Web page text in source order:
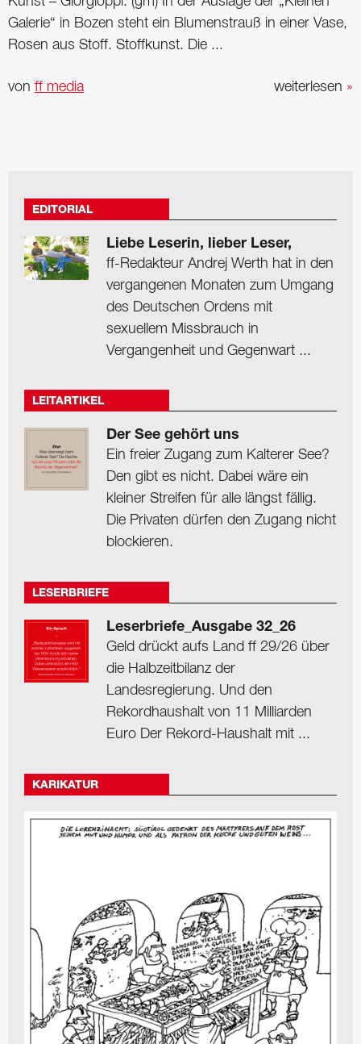
Galerie“ in Bozen steht ein Blumenstrauß in einer Vase,
Rosen aus Stoff. Stoffkunst. Die ...
weiterlesen »
von ff media
EDITORIAL
Liebe Leserin, lieber Leser,
ff-Redakteur Andrej Werth hat in den
vergangenen Monaten zum Umgang
des Deutschen Ordens mit
sexuellem Missbrauch in
Vergangenheit und Gegenwart ...
LEITARTIKEL
Der See gehört uns
Ein freier Zugang zum Kalterer See?
Den gibt es nicht. Dabei wäre ein
kleiner Streifen für alle längst fällig.
Die Privaten dürfen den Zugang nicht
blockieren.
LESERBRIEFE
Leserbriefe_Ausgabe 32_26
Geld drückt aufs Land ff 29/26 über
die Halbzeitbilanz der
Landesregierung. Und den
Rekordhaushalt von 11 Milliarden
Euro Der Rekord-Haushalt mit ...
KARIKATUR